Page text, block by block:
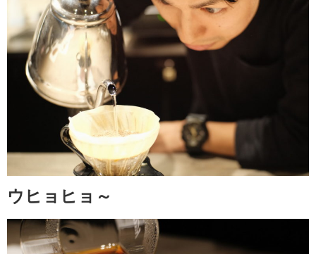
ウヒョヒョ～